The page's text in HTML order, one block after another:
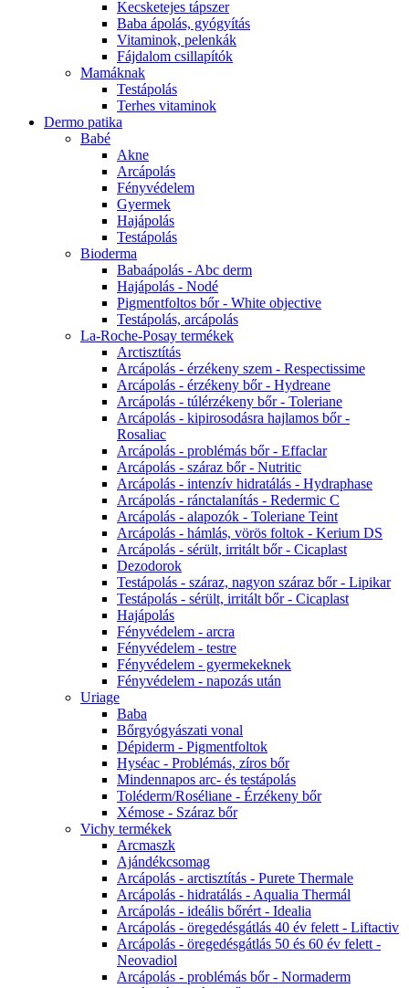
Kecsketejes tápszer
Baba ápolás, gyógyítás
Vitaminok, pelenkák
Fájdalom csillapítók
Mamáknak
Testápolás
Terhes vitaminok
Dermo patika
Babé
Akne
Arcápolás
Fényvédelem
Gyermek
Hajápolás
Testápolás
Bioderma
Babaápolás - Abc derm
Hajápolás - Nodé
Pigmentfoltos bőr - White objective
Testápolás, arcápolás
La-Roche-Posay termékek
Arctisztítás
Arcápolás - érzékeny szem - Respectissime
Arcápolás - érzékeny bőr - Hydreane
Arcápolás - túlérzékeny bőr - Toleriane
Arcápolás - kipirosodásra hajlamos bőr -
Rosaliac
Arcápolás - problémás bőr - Effaclar
Arcápolás - száraz bőr - Nutritic
Arcápolás - intenzív hidratálás - Hydraphase
Arcápolás - ránctalanítás - Redermic C
Arcápolás - alapozók - Toleriane Teint
Arcápolás - hámlás, vörös foltok - Kerium DS
Arcápolás - sérült, irritált bőr - Cicaplast
Dezodorok
Testápolás - száraz, nagyon száraz bőr - Lipikar
Testápolás - sérült, irritált bőr - Cicaplast
Hajápolás
Fényvédelem - arcra
Fényvédelem - testre
Fényvédelem - gyermekeknek
Fényvédelem - napozás után
Uriage
Baba
Bőrgyógyászati vonal
Dépiderm - Pigmentfoltok
Hyséac - Problémás, zíros bőr
Mindennapos arc- és testápolás
Toléderm/Roséliane - Érzékeny bőr
Xémose - Száraz bőr
Vichy termékek
Arcmaszk
Ajándékcsomag
Arcápolás - arctisztítás - Purete Thermale
Arcápolás - hidratálás - Aqualia Thermál
Arcápolás - ideális bőrért - Idealia
Arcápolás - öregedésgátlás 40 év felett - Liftactiv
Arcápolás - öregedésgátlás 50 és 60 év felett -
Neovadiol
Arcápolás - problémás bőr - Normaderm